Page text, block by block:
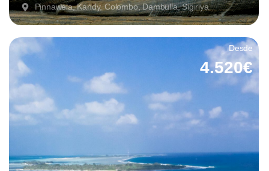
Pinnawela, Kandy, Colombo, Dambulla, Sigiriya
Desde
4.520€